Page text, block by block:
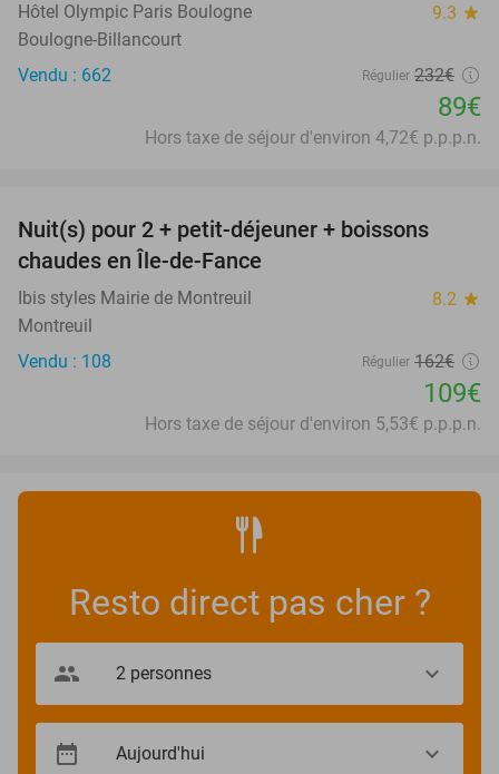
Hôtel Olympic Paris Boulogne 9.3 star
Boulogne-Billancourt
Vendu : 662
Régulier 232€
89€
Hors taxe de séjour d'environ 4,72€ p.p.p.n.
Nuit(s) pour 2 + petit-déjeuner + boissons
chaudes en Île-de-Fance
Ibis styles Mairie de Montreuil 8.2 star
Montreuil
Vendu : 108
Régulier 162€
109€
Hors taxe de séjour d'environ 5,53€ p.p.p.n.
Resto direct pas cher ?